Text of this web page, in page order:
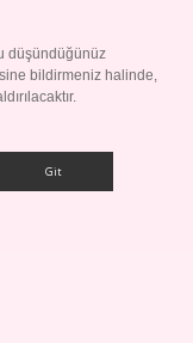
düşündüğünüz
bildirmeniz halinde,